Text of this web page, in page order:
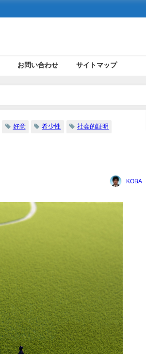
お問い合わせ サイトマップ
好意 希少性 社会的証明
KOBA